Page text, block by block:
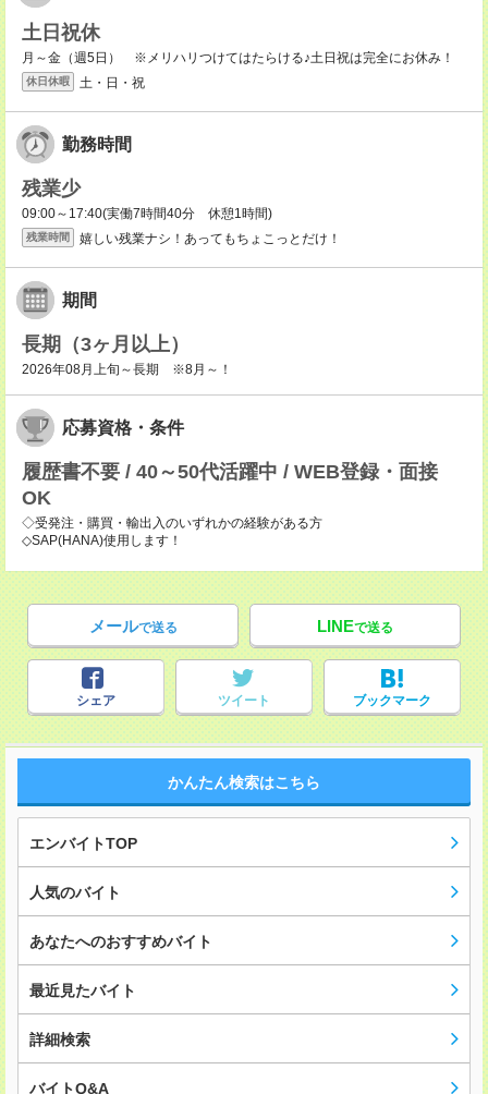
土日祝休
月～金（週5日） ※メリハリつけてはたらける♪土日祝は完全にお休み！
休日休暇 土・日・祝
勤務時間
残業少
09:00～17:40(実働7時間40分 休憩1時間)
残業時間 嬉しい残業ナシ！あってもちょこっとだけ！
期間
長期（3ヶ月以上）
2026年08月上旬～長期 ※8月～！
応募資格・条件
履歴書不要 / 40～50代活躍中 / WEB登録・面接
OK
◇受発注・購買・輸出入のいずれかの経験がある方
◇SAP(HANA)使用します！
メールで送る LINEで送る
シェア ツイート ブックマーク
かんたん検索はこちら
エンバイトTOP
人気のバイト
あなたへのおすすめバイト
最近見たバイト
詳細検索
バイトQ&A